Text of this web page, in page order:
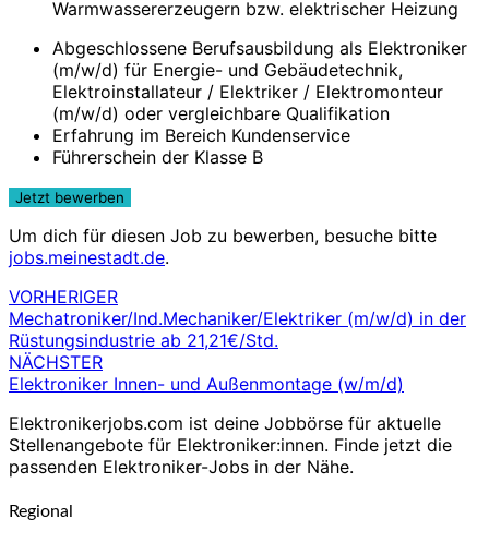
Warmwasser­erzeugern bzw. elektrischer Heizung
Abgeschlossene Berufsausbildung als Elektroniker
(m/w/d) für Energie- und Gebäudetechnik,
Elektroinstallateur / Elektriker / Elektromonteur
(m/w/d) oder vergleichbare Qualifikation
Erfahrung im Bereich Kundenservice
Führerschein der Klasse B
Um dich für diesen Job zu bewerben, besuche bitte
jobs.meinestadt.de.
Beitragsnavigation
VORHERIGER
Mechatroniker/Ind.Mechaniker/Elektriker (m/w/d) in der
Rüstungsindustrie ab 21,21€/Std.
NÄCHSTER
Elektroniker Innen- und Außenmontage (w/m/d)
Elektronikerjobs.com ist deine Jobbörse für aktuelle
Stellenangebote für Elektroniker:innen. Finde jetzt die
passenden Elektroniker-Jobs in der Nähe.
Regional